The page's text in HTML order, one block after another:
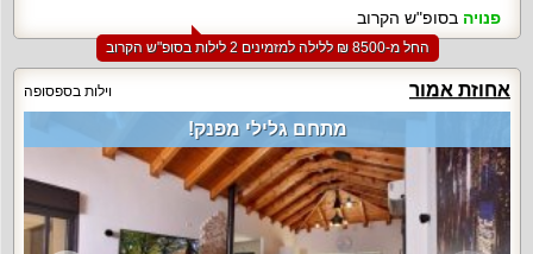
פנויה בסופ"ש הקרוב
החל מ-‏8500 ₪ ללילה למזמינים 2 לילות בסופ"ש הקרוב
אחוזת אמור וילות בספסופה
מתחם גלילי מפנק!